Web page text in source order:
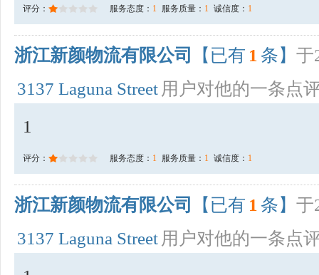
评分： 服务态度： 1 服务质量： 1 诚信度： 1
浙江新颜物流有限公司 【已有 1 条】 于
3137 Laguna Street 用户对他的一条点
1
评分： 服务态度： 1 服务质量： 1 诚信度： 1
浙江新颜物流有限公司 【已有 1 条】 于
3137 Laguna Street 用户对他的一条点